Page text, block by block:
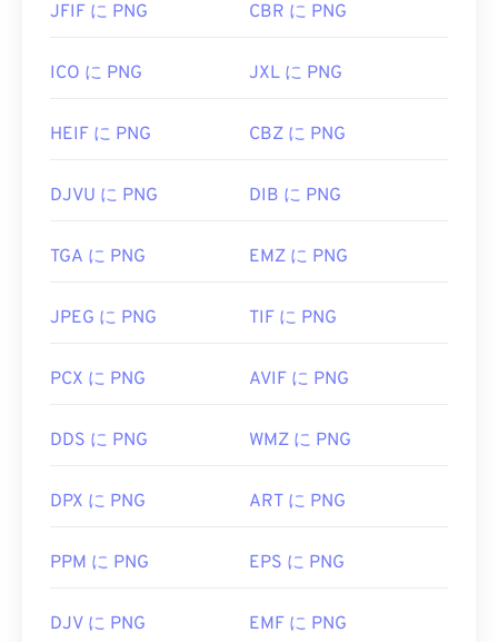
JFIF に PNG CBR に PNG
ICO に PNG JXL に PNG
HEIF に PNG CBZ に PNG
DJVU に PNG DIB に PNG
TGA に PNG EMZ に PNG
JPEG に PNG TIF に PNG
PCX に PNG AVIF に PNG
DDS に PNG WMZ に PNG
DPX に PNG ART に PNG
PPM に PNG EPS に PNG
DJV に PNG EMF に PNG